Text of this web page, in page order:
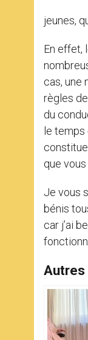
jeunes,
En effet,
cas, une
règles
du
le temps
que
Je vous
bénis
car j’ai
Autres